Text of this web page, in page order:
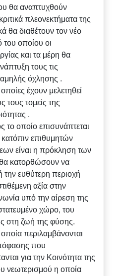
θα αναπτυχθούν
πλεονεκτήματα της
θα διαθέτουν τον νέο
οποίου οι
και τα μέρη θα
τους τις
όχλησης .
έχουν μελετηθεί
τους τομείς της
.
το οποίο επισυνάπτεται
κατόπιν επιθυμητών
είναι η πρόκληση των
κατορθώσουν να
ευθύτερη περιοχή
αξία στην
υπό την αίρεση της
χώρο, του
στη ζωή της φύσης.
περιλαμβάνονται
που
για την Κοινότητα της
νεωτερισμού η οποία